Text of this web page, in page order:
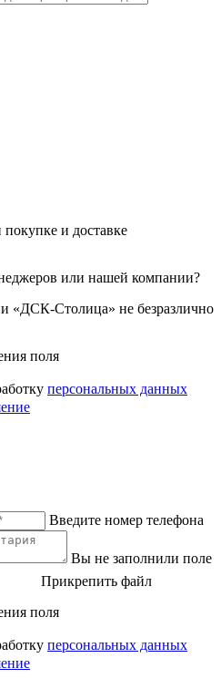
и доставке
или нашей компании?
«ДСК-Столица» не безразлично
поля
персональных данных
Введите номер телефона
Вы не заполнили поле
Прикрепить файл
поля
персональных данных